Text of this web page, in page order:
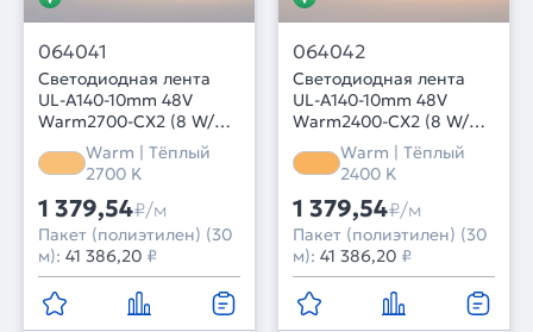
064041
Светодиодная лента
UL-A140-10mm 48V
Warm2700-CX2 (8 W/m,
IP20, 30m) (Arlight,
резка 2 светодиода)
Warm | Тёплый
2700 K
1 379,54₽/м
Пакет (полиэтилен) (30
м): 41 386,20 ₽
064042
Светодиодная лента
UL-A140-10mm 48V
Warm2400-CX2 (8 W/m,
IP20, 30m) (Arlight,
резка 2 светодиода)
Warm | Тёплый
2400 K
1 379,54₽/м
Пакет (полиэтилен) (30
м): 41 386,20 ₽